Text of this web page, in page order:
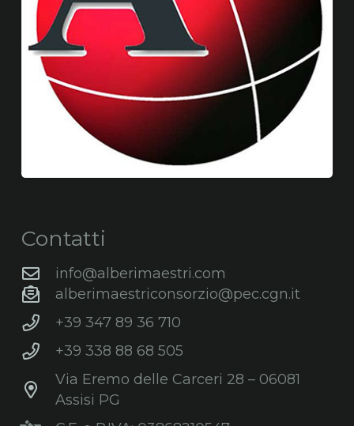
Contatti
info@alberimaestri.com
alberimaestriconsorzio@pec.cgn.it
+39 347 89 36 710
+39 338 88 68 505
Via Eremo delle Carceri 28 – 06081
Assisi PG